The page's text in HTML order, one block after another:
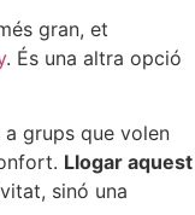
gran, et
. És una altra opció
grups que volen
Llogar aquest
sinó una